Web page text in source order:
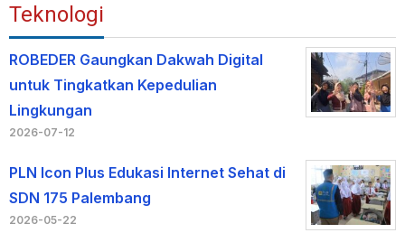
Teknologi
ROBEDER Gaungkan Dakwah Digital
untuk Tingkatkan Kepedulian
Lingkungan
2026-07-12
PLN Icon Plus Edukasi Internet Sehat di
SDN 175 Palembang
2026-05-22